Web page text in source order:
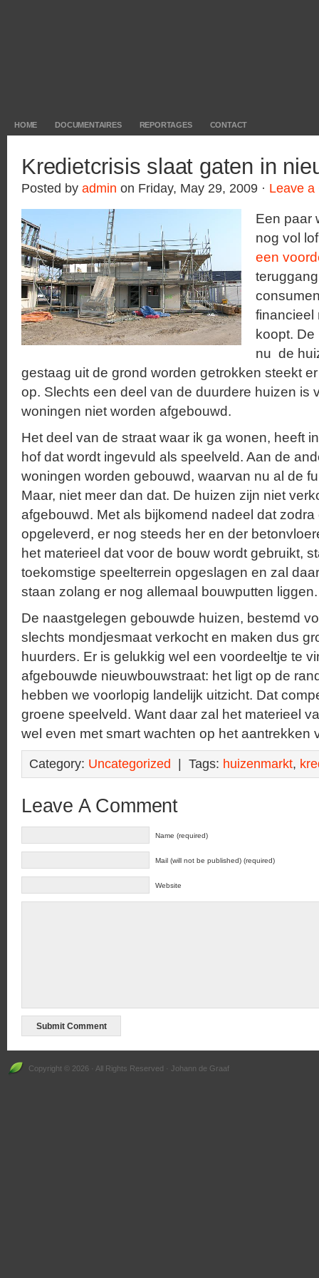
HOME DOCUMENTAIRES REPORTAGES CONTACT
Kredietcrisis slaat gaten in
Posted by admin on Friday, May 29, 2009 · Leave a
Een paar
nog vol
een
financieel
koopt.
nu de
gestaag uit de grond worden getrokken steekt
op. Slechts een deel van de duurdere huizen is
woningen niet worden afgebouwd.
Het deel van de straat waar ik ga wonen, heeft
hof dat wordt ingevuld als speelveld. Aan de
woningen worden gebouwd, waarvan nu al de
Maar, niet meer dan dat. De huizen zijn niet
afgebouwd. Met als bijkomend nadeel dat
opgeleverd, er nog steeds her en der
het materieel dat voor de bouw wordt gebruikt,
toekomstige speelterrein opgeslagen en zal
staan zolang er nog allemaal bouwputten liggen.
De naastgelegen gebouwde huizen, bestemd
slechts mondjesmaat verkocht en maken dus
huurders. Er is gelukkig wel een voordeeltje te
afgebouwde nieuwbouwstraat: het ligt op de
hebben we voorlopig landelijk uitzicht. Dat
groene speelveld. Want daar zal het materieel
wel even met smart wachten op het aantrekken
Category: Uncategorized | Tags: huizenmarkt,
Leave A Comment
Name (required)
Mail (will not be published) (required)
Website
Copyright © 2026 · All Rights Reserved · Johann de Graaf